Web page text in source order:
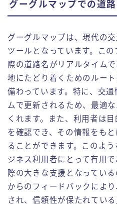
グーグルマップでの道
グーグルマップは、現代の
ツールとなっています。こ
際の道路名がリアルタイム
地にたどり着くためのルー
備わっています。特に、交
ムで更新されるため、最適
くれます。また、利用者は
を確認でき、その情報をも
ることができます。このよ
ジネス利用者にとって有用
際の大きな支援となってい
からのフィードバックによ
され、信頼性が保たれている